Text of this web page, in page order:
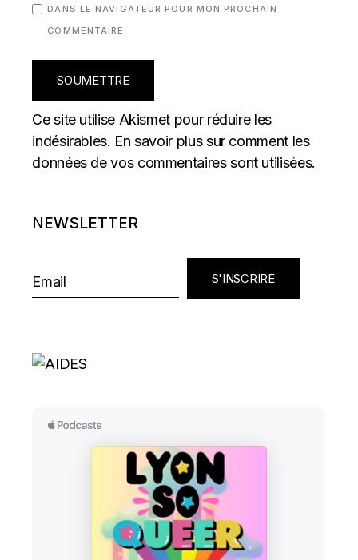
DANS LE NAVIGATEUR POUR MON PROCHAIN
COMMENTAIRE.
SOUMETTRE
Ce site utilise Akismet pour réduire les
indésirables. En savoir plus sur comment les
données de vos commentaires sont utilisées.
NEWSLETTER
S'INSCRIRE